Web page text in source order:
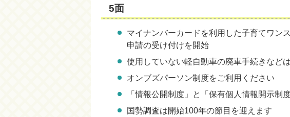
5面
マイナンバーカードを利用した子育てワン
申請の受け付けを開始
使用していない軽自動車の廃車手続きなど
オンブズパーソン制度をご利用ください
「情報公開制度」と「保有個人情報開示制度
国勢調査は開始100年の節目を迎えます